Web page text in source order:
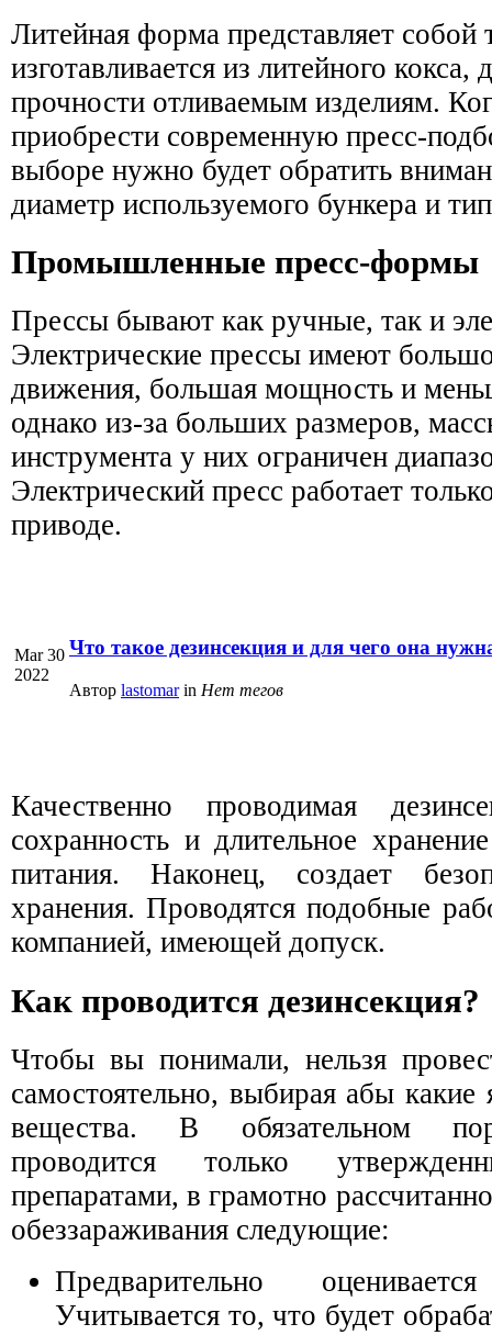
Литейная форма представляет собой
изготавливается из литейного кокса,
прочности отливаемым изделиям.
приобрести современную пресс-
выборе нужно будет обратить
диаметр используемого бункера и
Промышленные пресс-формы
Прессы бывают как ручные, так и
Электрические прессы имеют
движения, большая мощность и
однако из-за больших размеров,
инструмента у них ограничен
Электрический пресс работает
приводе.
Mar 30
2022
Что такое дезинсекция и для чего она
Автор lastomarin Нет тегов
Качественно проводимая
сохранность и длительное
питания. Наконец, создает
хранения. Проводятся подобные
компанией, имеющей допуск.
Как проводится дезинсекция?
Чтобы вы понимали, нельзя
самостоятельно, выбирая абы
вещества. В обязательном
проводится только
препаратами, в грамотно
обеззараживания следующие:
Предварительно
Учитывается то, что будет